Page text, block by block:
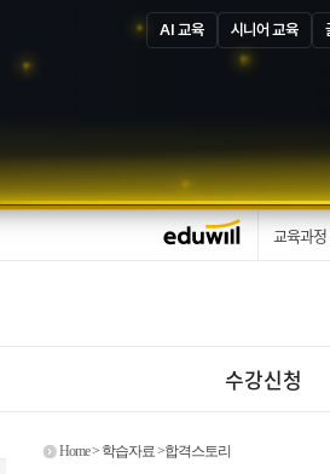
AI 교육 시니어 교육
교육과정
수강신청
Home> 학습자료 >합격스토리